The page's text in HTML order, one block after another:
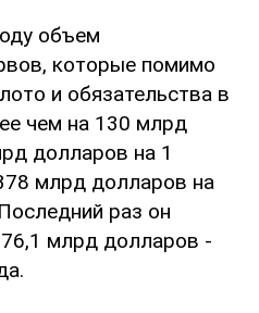
объем
которые помимо
и обязательства в
чем на 130 млрд
долларов на 1
млрд долларов на
раз он
млрд долларов -